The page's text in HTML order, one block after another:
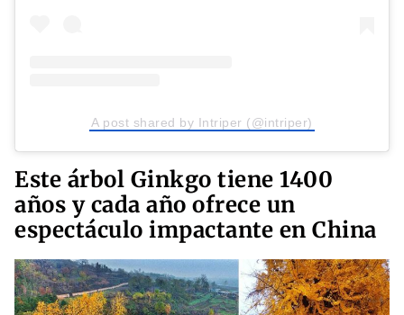
A post shared by Intriper (@intriper)
Este árbol Ginkgo tiene 1400
años y cada año ofrece un
espectáculo impactante en China